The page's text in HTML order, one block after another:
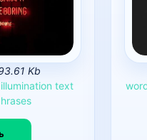
Kb
illumination text